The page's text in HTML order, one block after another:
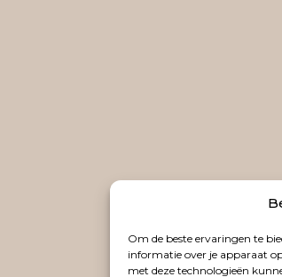
Om de beste ervaringen te
informatie over je apparaat
met deze technologieën